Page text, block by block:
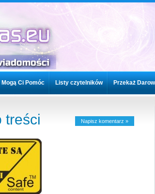
treści Napisz komentarz »
Mogą Ci Pomóc Listy czytelników Przekaż